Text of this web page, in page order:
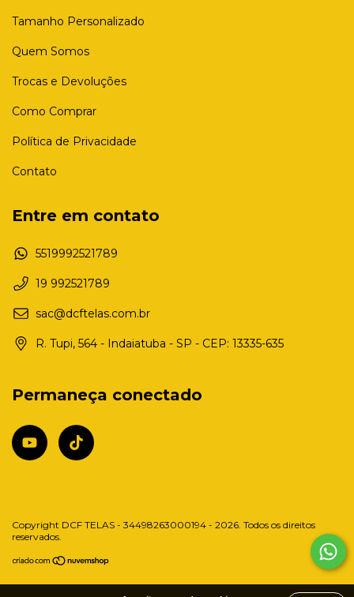
Tamanho Personalizado
Quem Somos
Trocas e Devoluções
Como Comprar
Política de Privacidade
Contato
Entre em contato
5519992521789
19 992521789
sac@dcftelas.com.br
R. Tupi, 564 - Indaiatuba - SP - CEP: 13335-635
Permaneça conectado
Copyright DCF TELAS - 34498263000194 - 2026. Todos os direitos
reservados.